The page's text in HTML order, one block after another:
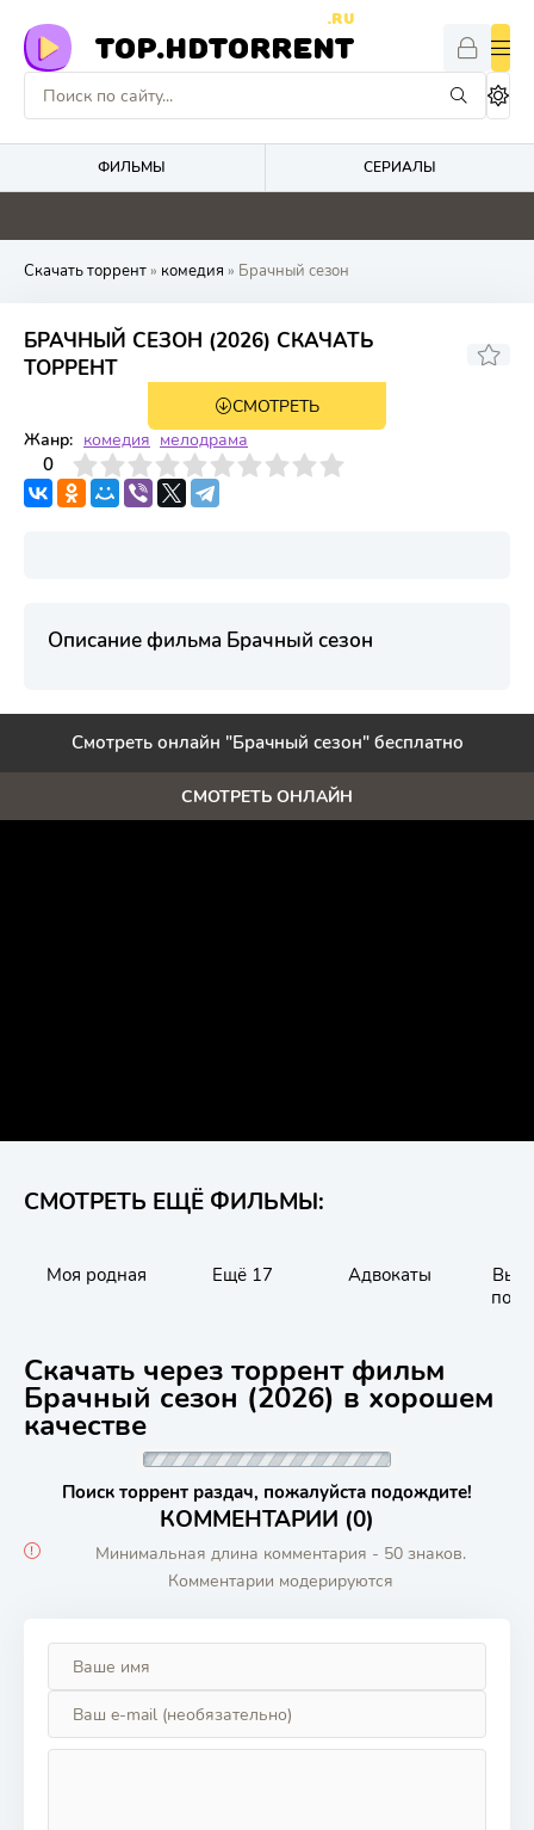
TOP.HDTORRENT
.RU
ФИЛЬМЫ СЕРИАЛЫ
0 0 4.1 0
Скачать торрент» комедия » Брачный сезон
БРАЧНЫЙ СЕЗОН (2026) СКАЧАТЬ
ТОРРЕНТ
1 сезон 10 серияСМОТРЕТЬ
Жанр: комедия мелодрама
0
4 6 7 8 9 10
Описание фильма Брачный сезон
Смотреть онлайн "Брачный сезон" бесплатно
СМОТРЕТЬ ОНЛАЙН
СМОТРЕТЬ ЕЩЁ ФИЛЬМЫ:
Моя родная Ещё 17 Адвокаты
Вы
Скачать через торрент фильм
Брачный сезон (2026) в хорошем
качестве
Поиск торрент раздач, пожалуйста подождите!
КОММЕНТАРИИ (0)
Минимальная длина комментария - 50 знаков.
Комментарии модерируются